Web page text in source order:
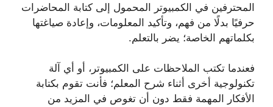
المحترفين في الكمبيوتر المحمول إلى كتابة المحاضرات
حرفيًا بدلًا من فهم، وتأكيد المعلومات، وإعادة صياغتها
بكلماتهم الخاصة؛ يضر بالتعلم.
فعندما تكتب الملاحظات على الكمبيوتر، أو أي آلة
تكنولوجية أخرى أثناء شرح المعلم؛ فأنت تقوم بكتابة
الأفكار المهمة فقط دون أن تغوص في المزيد من